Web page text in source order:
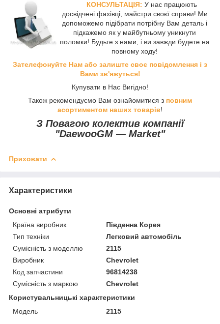
КОНСУЛЬТАЦІЯ: У нас працюють
досвідчені фахівці, майстри своєї справи! Ми
допоможемо підібрати потрібну Вам деталь і
підкажемо як у майбутньому уникнути
поломки! Будьте з нами, і ви завжди будете на
повному ходу!
Зателефонуйте Нам або залиште своє повідомлення і з
Вами зв'яжуться!
Купувати в Нас Вигідно!
Також рекомендуємо Вам ознайомитися з повним
асортиментом наших товарів!
З Повагою колектив компанії
"DaewooGM ― Market"
Приховати
Характеристики
Основні атрибути
Країна виробник
Південна Корея
Тип техніки
Легковий автомобіль
Сумісність з моделлю
2115
Виробник
Chevrolet
Код запчастини
96814238
Сумісність з маркою
Chevrolet
Користувальницькі характеристики
Модель
2115